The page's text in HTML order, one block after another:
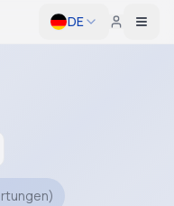
DE
)